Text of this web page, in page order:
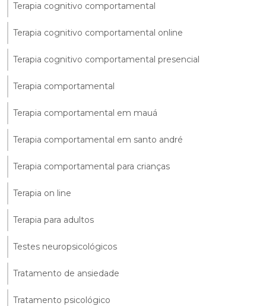
Terapia cognitivo comportamental
Terapia cognitivo comportamental online
Terapia cognitivo comportamental presencial
Terapia comportamental
Terapia comportamental em mauá
Terapia comportamental em santo andré
Terapia comportamental para crianças
Terapia on line
Terapia para adultos
Testes neuropsicológicos
Tratamento de ansiedade
Tratamento psicológico